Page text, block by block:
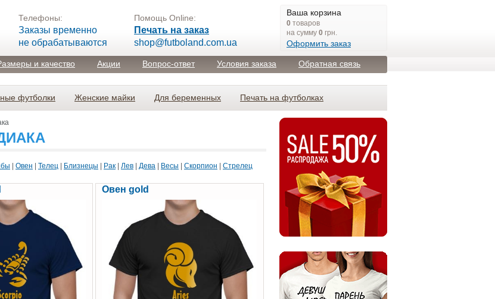
Телефоны:
Заказы временно
не обрабатываются
Помощь Online:
Печать на заказ
shop@futboland.com.ua
Ваша корзина
0 товаров
на сумму 0 грн.
Оформить заказ
и качество Акции Вопрос-ответ Условия заказа Обратная связь
футболки Женские майки Для беременных Печать на футболках
Овен Телец Близнецы Рак Лев Дева Весы Скорпион Стрелец
Овен gold